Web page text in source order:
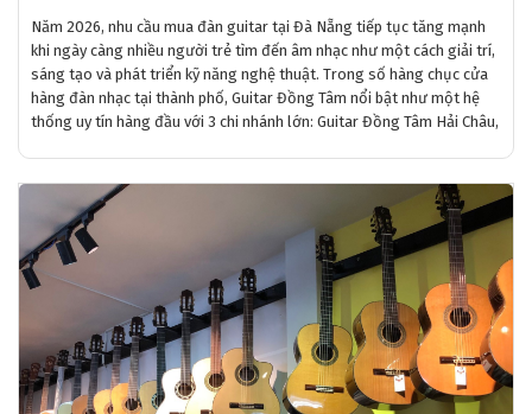
Năm 2026, nhu cầu mua đàn guitar tại Đà Nẵng tiếp tục tăng mạnh
khi ngày càng nhiều người trẻ tìm đến âm nhạc như một cách giải trí,
sáng tạo và phát triển kỹ năng nghệ thuật. Trong số hàng chục cửa
hàng đàn nhạc tại thành phố, Guitar Đồng Tâm nổi bật như một hệ
thống uy tín hàng đầu với 3 chi nhánh lớn: Guitar Đồng Tâm Hải Châu,